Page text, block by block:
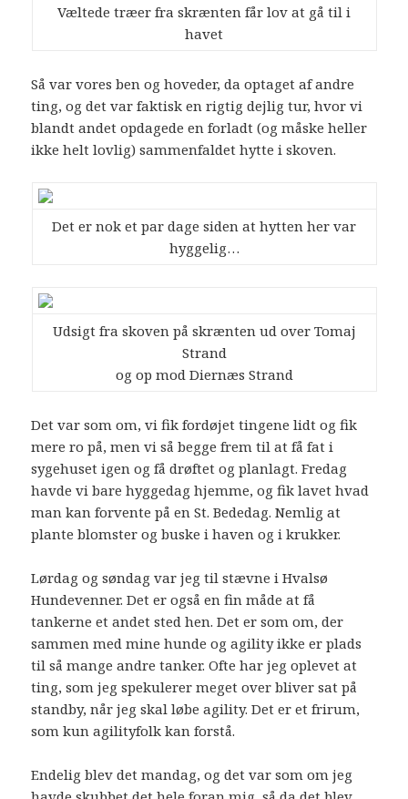
Væltede træer fra skrænten får lov at gå til i
havet
Så var vores ben og hoveder, da optaget af andre
ting, og det var faktisk en rigtig dejlig tur, hvor vi
blandt andet opdagede en forladt (og måske heller
ikke helt lovlig) sammenfaldet hytte i skoven.
Det er nok et par dage siden at hytten her var
hyggelig…
Udsigt fra skoven på skrænten ud over Tomaj
Strand
og op mod Diernæs Strand
Det var som om, vi fik fordøjet tingene lidt og fik
mere ro på, men vi så begge frem til at få fat i
sygehuset igen og få drøftet og planlagt. Fredag
havde vi bare hyggedag hjemme, og fik lavet hvad
man kan forvente på en St. Bededag. Nemlig at
plante blomster og buske i haven og i krukker.
Lørdag og søndag var jeg til stævne i Hvalsø
Hundevenner. Det er også en fin måde at få
tankerne et andet sted hen. Det er som om, der
sammen med mine hunde og agility ikke er plads
til så mange andre tanker. Ofte har jeg oplevet at
ting, som jeg spekulerer meget over bliver sat på
standby, når jeg skal løbe agility. Det er et frirum,
som kun agilityfolk kan forstå.
Endelig blev det mandag, og det var som om jeg